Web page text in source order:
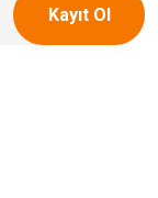
Kayıt Ol